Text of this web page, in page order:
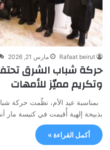
Rafaat beirut مارس 21, 2026
حركة شباب الشرق
وتكريم مميّز للأمهات
بمناسبة عيد الأم، نظّمت حركة
بذبيحة إلهية أُقيمت في كنيسة مار
أكمل القراءة »